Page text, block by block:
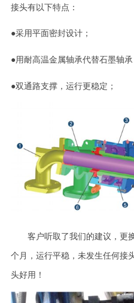
接头有以下特点：
●采用平面密封设计；
●用耐高温金属轴承代替石墨轴
●双通路支撑，运行更稳定；
客户听取了我们的建议，更
个月，运行平稳，未发生任何接
头好用！